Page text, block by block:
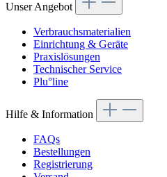
Unser Angebot
Verbrauchsmaterialien
Einrichtung & Geräte
Praxislösungen
Technischer Service
Plu°line
Hilfe & Information
FAQs
Bestellungen
Registrierung